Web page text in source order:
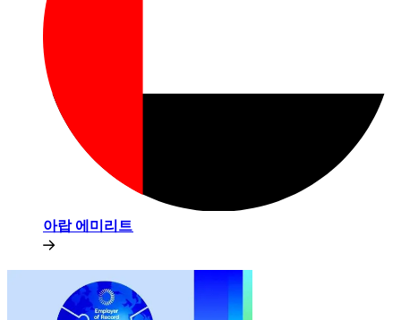
아랍 에미리트​​